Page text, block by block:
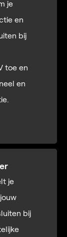
je
en
bij
toe en
en
je
bij